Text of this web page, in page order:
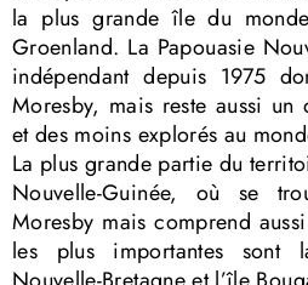
la plus grande île du
Groenland. La Papouasie
indépendant depuis 1975
Moresby, mais reste aussi un
et des moins explorés au
La plus grande partie du
Nouvelle-Guinée, où se
Moresby mais comprend
les plus importantes sont